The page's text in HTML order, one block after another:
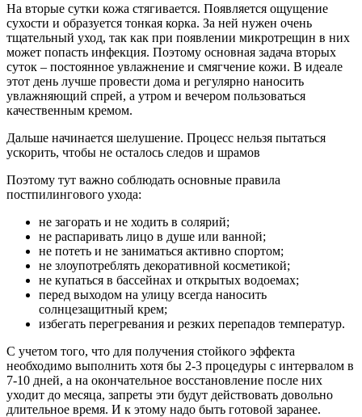
На вторые сутки кожа стягивается. Появляется ощущение
сухости и образуется тонкая корка. За ней нужен очень
тщательный уход, так как при появлении микротрещин в них
может попасть инфекция. Поэтому основная задача вторых
суток – постоянное увлажнение и смягчение кожи. В идеале
этот день лучше провести дома и регулярно наносить
увлажняющий спрей, а утром и вечером пользоваться
качественным кремом.
Дальше начинается шелушение. Процесс нельзя пытаться
ускорить, чтобы не осталось следов и шрамов
Поэтому тут важно соблюдать основные правила
постпилингового ухода:
не загорать и не ходить в солярий;
не распаривать лицо в душе или ванной;
не потеть и не заниматься активно спортом;
не злоупотреблять декоративной косметикой;
не купаться в бассейнах и открытых водоемах;
перед выходом на улицу всегда наносить
солнцезащитный крем;
избегать перегревания и резких перепадов температур.
С учетом того, что для получения стойкого эффекта
необходимо выполнить хотя бы 2-3 процедуры с интервалом в
7-10 дней, а на окончательное восстановление после них
уходит до месяца, запреты эти будут действовать довольно
длительное время. И к этому надо быть готовой заранее.